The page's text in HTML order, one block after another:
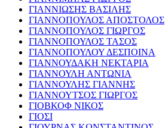
ΓΙΑΝΝΙΩΣΗΣ ΒΑΣΙΛΗΣ
ΓΙΑΝΝΟΠΟΥΛΟΣ ΑΠΟΣΤΟΛΟΣ
ΓΙΑΝΝΟΠΟΥΛΟΣ ΓΙΩΡΓΟΣ
ΓΙΑΝΝΟΠΟΥΛΟΣ ΤΑΣΟΣ
ΓΙΑΝΝΟΠΟΥΛΟΥ ΔΕΣΠΟΙΝΑ
ΓΙΑΝΝΟΥΔΑΚΗ ΝΕΚΤΑΡΙΑ
ΓΙΑΝΝΟΥΛΗ ΑΝΤΩΝΙΑ
ΓΙΑΝΝΟΥΛΗΣ ΓΙΑΝΝΗΣ
ΓΙΑΝΝΟΥΤΣΟΣ ΓΙΩΡΓΟΣ
ΓΙΟΒΚΟΦ ΝΙΚΟΣ
ΓΙΟΣΙ